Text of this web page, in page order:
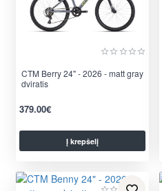
CTM Berry 24" - 2026 - matt gray
dviratis
379.00€
Į krepšelį